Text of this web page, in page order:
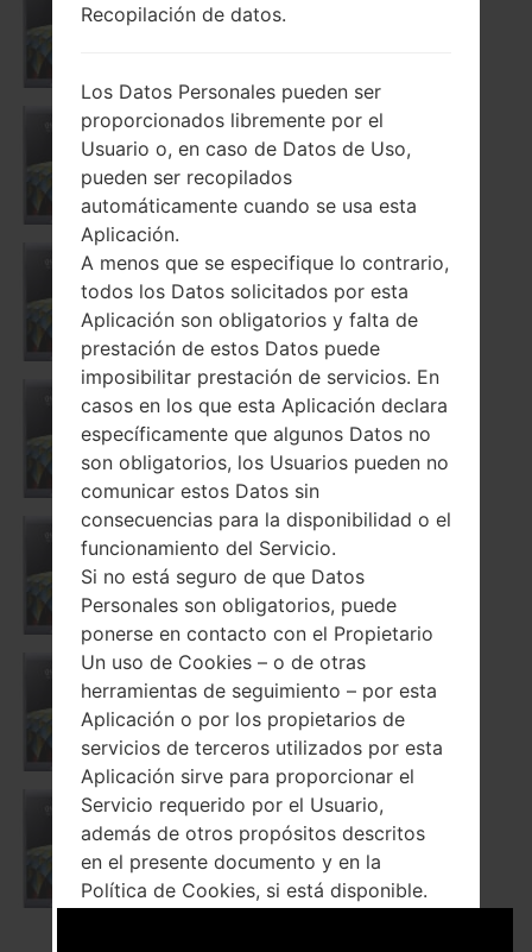
K580DSK
K580F
K580H
K580I
K580TR
K580Y
K580Z
Recopilación de datos.
Los Datos Personales pueden ser
proporcionados libremente por el
Usuario o, en caso de Datos de Uso,
pueden ser recopilados
automáticamente cuando se usa esta
Aplicación.
A menos que se especifique lo contrario,
todos los Datos solicitados por esta
Aplicación son obligatorios y falta de
prestación de estos Datos puede
imposibilitar prestación de servicios. En
casos en los que esta Aplicación declara
específicamente que algunos Datos no
son obligatorios, los Usuarios pueden no
comunicar estos Datos sin
consecuencias para la disponibilidad o el
funcionamiento del Servicio.
Si no está seguro de que Datos
Personales son obligatorios, puede
ponerse en contacto con el Propietario
Un uso de Cookies – o de otras
herramientas de seguimiento – por esta
Aplicación o por los propietarios de
servicios de terceros utilizados por esta
Aplicación sirve para proporcionar el
Servicio requerido por el Usuario,
además de otros propósitos descritos
en el presente documento y en la
Política de Cookies, si está disponible.